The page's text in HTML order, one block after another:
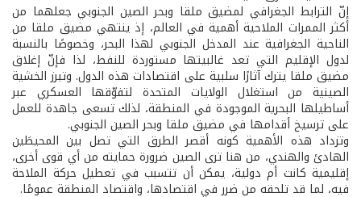
إنّ الترابط الجغرافي لمضيق ملقا وبحر الصين الجنوبي جعلهما من
أكثر الممرات الملاحية أهمية في العالم، إذ ينتهي مضيق ملقا من
الناحية الجغرافية عند المدخل الجنوبي لهذا البحر، وخصوصًا بالنسبة
لدول الإقليم التي تعد غالبيتها مستوردة للنفط، لذا فإنّ إغلاق
مضيق ملقا يترك آثارًا سلبية على اقتصادات هذه الدول. وتبرز الخشية
الصينية من استغلال الولايات المتحدة لتفوّقها العسكري عبر
أساطيلها البحرية الموجودة في المنطقة، لذلك تسعى جاهدة للعمل
على ترسيخ أقدامها في مضيق ملقا وبحر الصين الجنوبي.
وتزداد هذه الأهمية كونه أقصر الطرق التي تصل بين المحيطَين
الهادئ والهندي، من هنا ترى الصين ضرورة حمايته من أي قوى أخرى،
إقليمية كانت أم دولية، يمكن أن تتسبب في تعطيل حركة الملاحة
فيه، لما قد تلحقه من ضرر في اقتصادها، واقتصاد المنطقة عمومًا.